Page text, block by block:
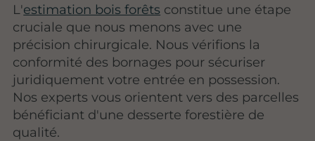
L'estimation bois forêts constitue une étape
cruciale que nous menons avec une
précision chirurgicale. Nous vérifions la
conformité des bornages pour sécuriser
juridiquement votre entrée en possession.
Nos experts vous orientent vers des parcelles
bénéficiant d'une desserte forestière de
qualité.